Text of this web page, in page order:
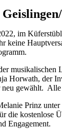
im
Horwath, der
gewählt.
Prinz
Engagement.